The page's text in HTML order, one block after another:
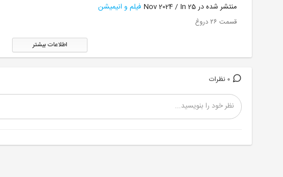
منتشر شده در 25 Nov 2024 / In فیلم و انیمیشن
قسمت ۲۶ دروغ
اطلاعات بیشتر